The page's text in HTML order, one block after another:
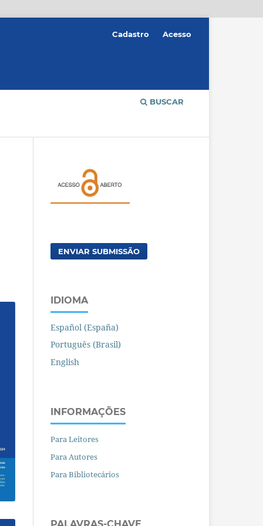
BUSCAR
Cadastro Acesso
ENVIAR SUBMISSÃO
IDIOMA
Español (España)
Português (Brasil)
English
INFORMAÇÕES
Para Leitores
Para Autores
Para Bibliotecários